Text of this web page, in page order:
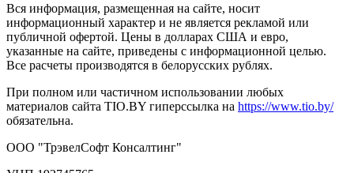
Вся информация, размещенная на сайте, носит
информационный характер и не является рекламой или
публичной офертой. Цены в долларах США и евро,
указанные на сайте, приведены с информационной целью.
Все расчеты производятся в белорусских рублях.
При полном или частичном использовании любых
материалов сайта TIO.BY гиперссылка на https://www.tio.by/
обязательна.
ООО "ТрэвелСофт Консалтинг"